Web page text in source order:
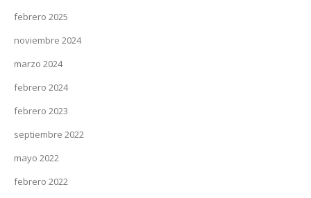
febrero 2025
noviembre 2024
marzo 2024
febrero 2024
febrero 2023
septiembre 2022
mayo 2022
febrero 2022